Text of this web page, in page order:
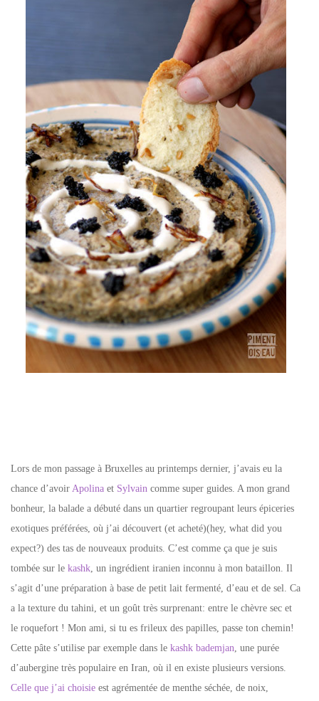
Lors de mon passage à Bruxelles au printemps dernier, j’avais eu la
chance d’avoir Apolina et Sylvain comme super guides. A mon grand
bonheur, la balade a débuté dans un quartier regroupant leurs épiceries
exotiques préférées, où j’ai découvert (et acheté)(hey, what did you
expect?) des tas de nouveaux produits. C’est comme ça que je suis
tombée sur le kashk, un ingrédient iranien inconnu à mon bataillon. Il
s’agit d’une préparation à base de petit lait fermenté, d’eau et de sel. Ca
a la texture du tahini, et un goût très surprenant: entre le chèvre sec et
le roquefort ! Mon ami, si tu es frileux des papilles, passe ton chemin!
Cette pâte s’utilise par exemple dans le kashk bademjan, une purée
d’aubergine très populaire en Iran, où il en existe plusieurs versions.
Celle que j’ai choisie est agrémentée de menthe séchée, de noix,